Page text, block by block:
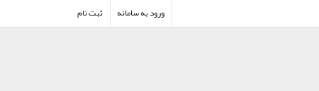
ورود به سامانه ثبت نام